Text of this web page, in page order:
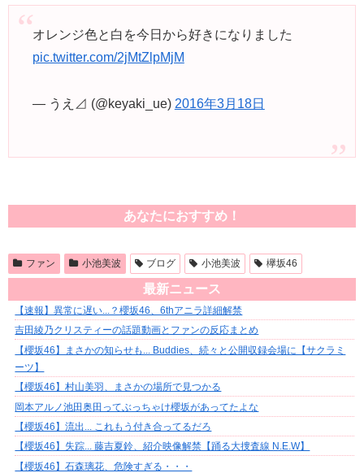
オレンジ色と白を今日から好きになりました
pic.twitter.com/2jMtZlpMjM
— うえ⊿ (@keyaki_ue) 2016年3月18日
あなたにおすすめ！
ファン 小池美波 ブログ 小池美波 欅坂46
最新ニュース
【速報】異常に遅い...？櫻坂46、6thアニラ詳細解禁
吉田綾乃クリスティーの話題動画とファンの反応まとめ
【櫻坂46】まさかの知らせも... Buddies、続々と公開収録会場に【サクラミ
ーツ】
【櫻坂46】村山美羽、まさかの場所で見つかる
岡本アルノ池田奥田ってぶっちゃけ櫻坂があってたよな
【櫻坂46】流出... これもう付き合ってるだろ
【櫻坂46】失踪... 藤吉夏鈴、紹介映像解禁【踊る大捜査線 N.E.W】
【櫻坂46】石森璃花、危険すぎる・・・